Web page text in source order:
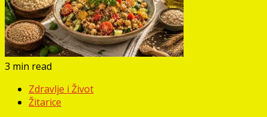
3 min read
Zdravlje i Život
Žitarice